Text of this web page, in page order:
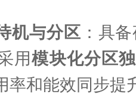
机与分区 ：具
用模块化分区
率和能效同步提